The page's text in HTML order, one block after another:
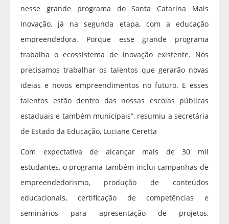
nesse grande programa do Santa Catarina Mais
Inovação, já na segunda etapa, com a educação
empreendedora. Porque esse grande programa
trabalha o ecossistema de inovação existente. Nós
precisamos trabalhar os talentos que gerarão novas
ideias e novos empreendimentos no futuro. E esses
talentos estão dentro das nossas escolas públicas
estaduais e também municipais”, resumiu a secretária
de Estado da Educação, Luciane Ceretta
Com expectativa de alcançar mais de 30 mil
estudantes, o programa também inclui campanhas de
empreendedorismo, produção de conteúdos
educacionais, certificação de competências e
seminários para apresentação de projetos,